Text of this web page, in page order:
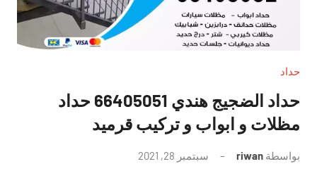
حداد
حداد الضجيج هندي 66405051 حداد
مظلات و ابواب و تركيب قرميد
بواسطة riwan سبتمبر 28, 2021